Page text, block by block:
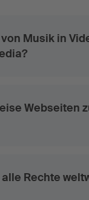
Musik in
Webseiten
Rechte